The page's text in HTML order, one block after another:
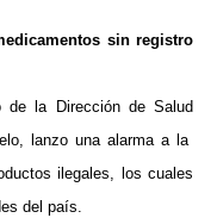
sin registro
de la Dirección de Salud
lanzo una alarma a la
ilegales, los cuales
del país.